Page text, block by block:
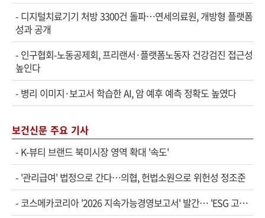
- 디지털치료기기 처방 3300건 돌파…연세의료원, 개방형 플랫폼
성과 공개
- 인구협회-노동공제회, 프리랜서·플랫폼노동자 건강검진 접근성
높인다
- 병리 이미지·보고서 학습한 AI, 암 예후 예측 정확도 높였다
보건신문 주요 기사
- K-뷰티 브랜드 북미시장 영역 확대 '속도'
- '관리급여' 법정으로 간다…의협, 헌법소원으로 위헌성 정조준
- 코스메카코리아 '2026 지속가능경영보고서' 발간… 'ESG 고…